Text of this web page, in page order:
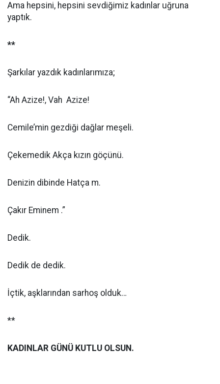
Ama hepsini, hepsini sevdiğimiz kadınlar uğruna
yaptık.
**
Şarkılar yazdık kadınlarımıza;
“Ah Azize!, Vah Azize!
Cemile’min gezdiği dağlar meşeli.
Çekemedik Akça kızın göçünü.
Denizin dibinde Hatça m.
Çakır Eminem .”
Dedik.
Dedik de dedik.
İçtik, aşklarından sarhoş olduk…
**
KADINLAR GÜNÜ KUTLU OLSUN.